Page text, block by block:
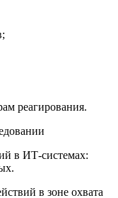
реагирования.
в ИТ-системах:
в зоне охвата